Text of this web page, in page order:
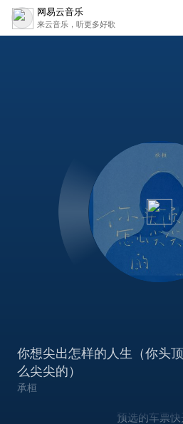
网易云音乐
来云音乐，听更多好歌
你想尖出怎样的人生（你头
么尖尖的）
承桓
预选的车票快